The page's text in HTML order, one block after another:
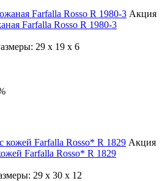
Акция
Farfalla Rosso R 1980-3
29 x 19 x 6
Акция
Farfalla Rosso* R 1829
29 x 30 x 12